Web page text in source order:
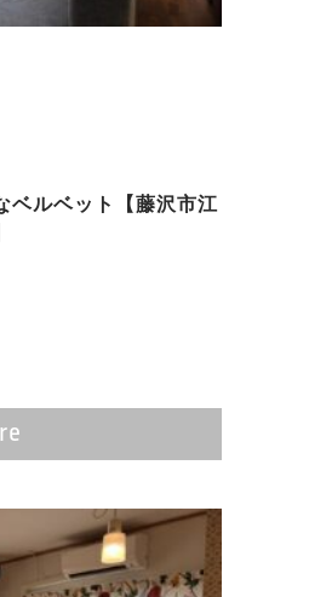
ベルベット【藤沢市江